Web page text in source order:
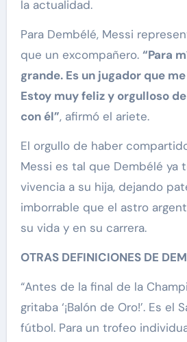
la actualidad.
Para Dembélé, Messi
que un excompañero. “Para
grande. Es un jugador que
Estoy muy feliz y orgulloso
con él”, afirmó el ariete.
El orgullo de haber
Messi es tal que Dembélé ya
vivencia a su hija, dejando
imborrable que el astro
su vida y en su carrera.
OTRAS DEFINICIONES DE
“Antes de la final de la
gritaba ‘¡Balón de Oro!’. Es el
fútbol. Para un trofeo